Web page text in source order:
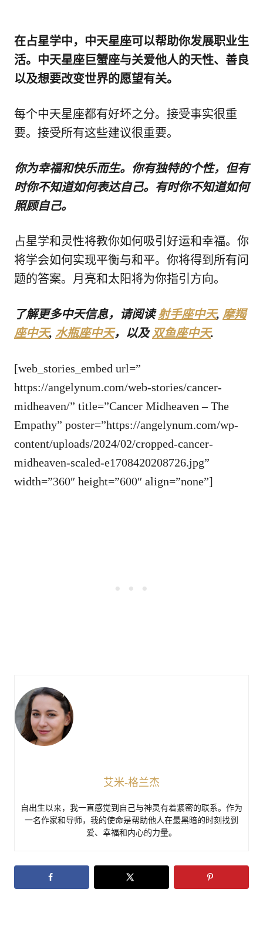
在占星学中，中天星座可以帮助你发展职业生
活。中天星座巨蟹座与关爱他人的天性、善良
以及想要改变世界的愿望有关。
每个中天星座都有好坏之分。接受事实很重
要。接受所有这些建议很重要。
你为幸福和快乐而生。你有独特的个性，但有
时你不知道如何表达自己。有时你不知道如何
照顾自己。
占星学和灵性将教你如何吸引好运和幸福。你
将学会如何实现平衡与和平。你将得到所有问
题的答案。月亮和太阳将为你指引方向。
了解更多中天信息，请阅读射手座中天, 摩羯
座中天, 水瓶座中天，以及 双鱼座中天.
[web_stories_embed url=”
https://angelynum.com/web-stories/cancer-
midheaven/” title=”Cancer Midheaven – The
Empathy” poster=”https://angelynum.com/wp-
content/uploads/2024/02/cropped-cancer-
midheaven-scaled-e1708420208726.jpg”
width=”360″ height=”600″ align=”none”]
艾米-格兰杰
自出生以来，我一直感觉到自己与神灵有着紧密的联系。作为
一名作家和导师，我的使命是帮助他人在最黑暗的时刻找到
爱、幸福和内心的力量。